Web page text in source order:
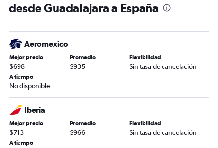
desde Guadalajara a España
Aeromexico
Mejor precio
$698
Promedio
$935
Flexibilidad
Sin tasa de cancelación
A tiempo
No disponible
Iberia
Mejor precio
$713
Promedio
$966
Flexibilidad
Sin tasa de cancelación
A tiempo